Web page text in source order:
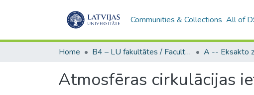
Communities & Collections All of
Home B4 – LU fakultātes / Faculties of the UL
Atmosfēras cirkulācijas